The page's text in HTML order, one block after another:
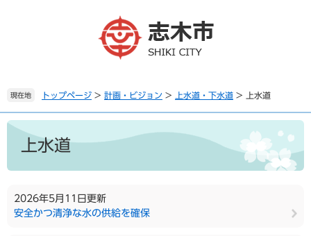
。
て
へ
現在地 トップページ > 計画・ビジョン > 上水道・下水道 > 上水道
本
上水道
2026年5月11日更新
安全かつ清浄な水の供給を確保